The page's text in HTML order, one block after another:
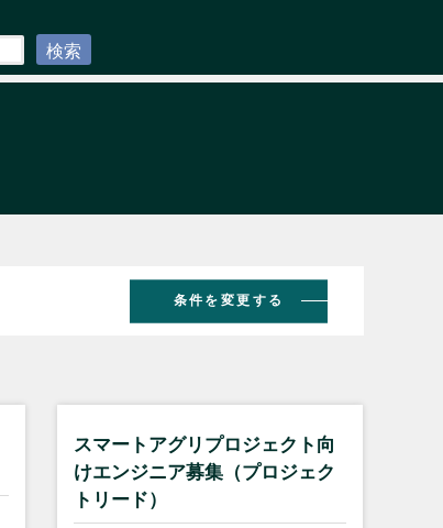
検索
条件を変更する
スマートアグリプロジェクト向
けエンジニア募集（プロジェク
トリード）